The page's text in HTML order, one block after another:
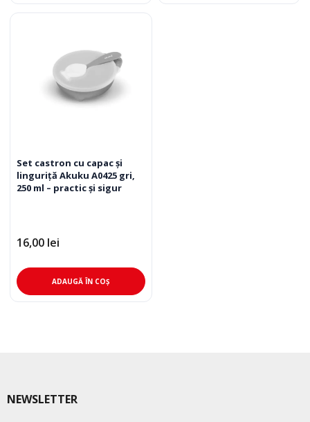
Set castron cu capac și
linguriță Akuku A0425 gri,
250 ml – practic și sigur
16,00 lei
ADAUGĂ ÎN COȘ
NEWSLETTER